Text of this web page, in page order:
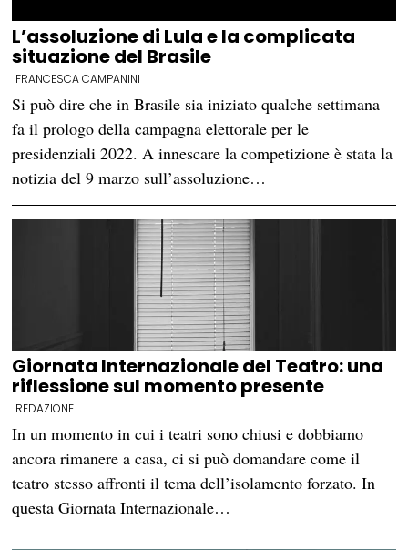
L’assoluzione di Lula e la complicata
situazione del Brasile
FRANCESCA CAMPANINI
Si può dire che in Brasile sia iniziato qualche settimana
fa il prologo della campagna elettorale per le
presidenziali 2022. A innescare la competizione è stata la
notizia del 9 marzo sull’assoluzione…
Giornata Internazionale del Teatro: una
riflessione sul momento presente
REDAZIONE
In un momento in cui i teatri sono chiusi e dobbiamo
ancora rimanere a casa, ci si può domandare come il
teatro stesso affronti il tema dell’isolamento forzato. In
questa Giornata Internazionale…